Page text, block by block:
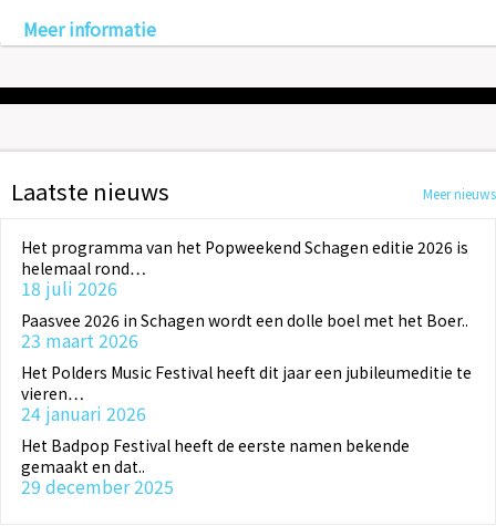
Meer informatie
Laatste nieuws Meer nieuws
Het programma van het Popweekend Schagen editie 2026 is
helemaal rond…
18 juli 2026
Paasvee 2026 in Schagen wordt een dolle boel met het Boer..
23 maart 2026
Het Polders Music Festival heeft dit jaar een jubileumeditie te
vieren…
24 januari 2026
Het Badpop Festival heeft de eerste namen bekende
gemaakt en dat..
29 december 2025